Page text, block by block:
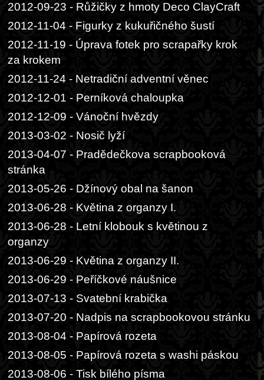
2012-09-23 - Růžičky z hmoty Deco ClayCraft
2012-11-04 - Figurky z kukuřičného šustí
2012-11-19 - Úprava fotek pro scrapařky krok
za krokem
2012-11-24 - Netradiční adventní věnec
2012-12-01 - Perníková chaloupka
2012-12-09 - Vánoční hvězdy
2013-03-02 - Nosič lyží
2013-04-07 - Pradědečkova scrapbooková
stránka
2013-05-26 - Džínový obal na šanon
2013-06-28 - Květina z organzy I.
2013-06-28 - Letní klobouk s květinou z
organzy
2013-06-29 - Květina z organzy II.
2013-06-29 - Peříčkové náušnice
2013-07-13 - Svatební krabička
2013-07-20 - Nadpis na scrapbookovou stránku
2013-08-04 - Papírová rozeta
2013-08-05 - Papírová rozeta s washi páskou
2013-08-06 - Tisk bílého písma